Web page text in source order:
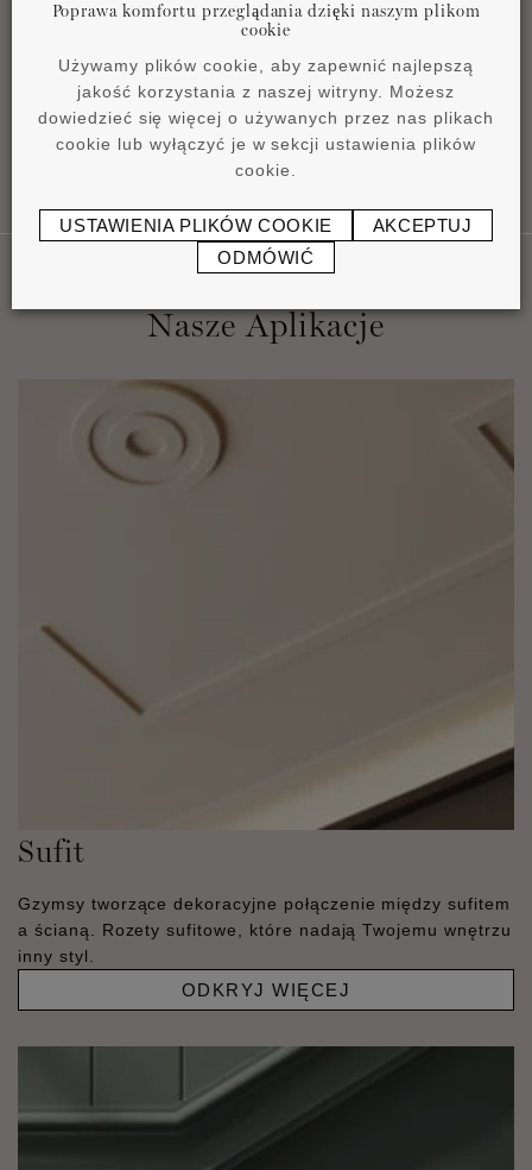
Karta katalogowa
0,86 MB
Nasze Aplikacje
Sufit
Gzymsy tworzące dekoracyjne połączenie między sufitem
a ścianą. Rozety sufitowe, które nadają Twojemu wnętrzu
inny styl.
ODKRYJ WIĘCEJ
Poprawa komfortu przeglądania dzięki naszym plikom
cookie
Używamy plików cookie, aby zapewnić najlepszą
jakość korzystania z naszej witryny. Możesz
dowiedzieć się więcej o używanych przez nas plikach
cookie lub wyłączyć je w sekcji ustawienia plików
cookie.
USTAWIENIA PLIKÓW COOKIE
AKCEPTUJ
ODMÓWIĆ